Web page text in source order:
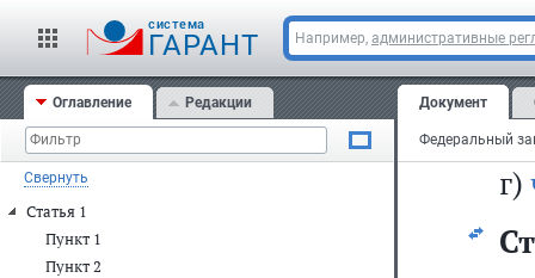
cистема
ГАРАНТ Например, административные
Оглавление Редакции
Свернуть
Статья 1
Пункт 1
Пункт 2
Документ
г)